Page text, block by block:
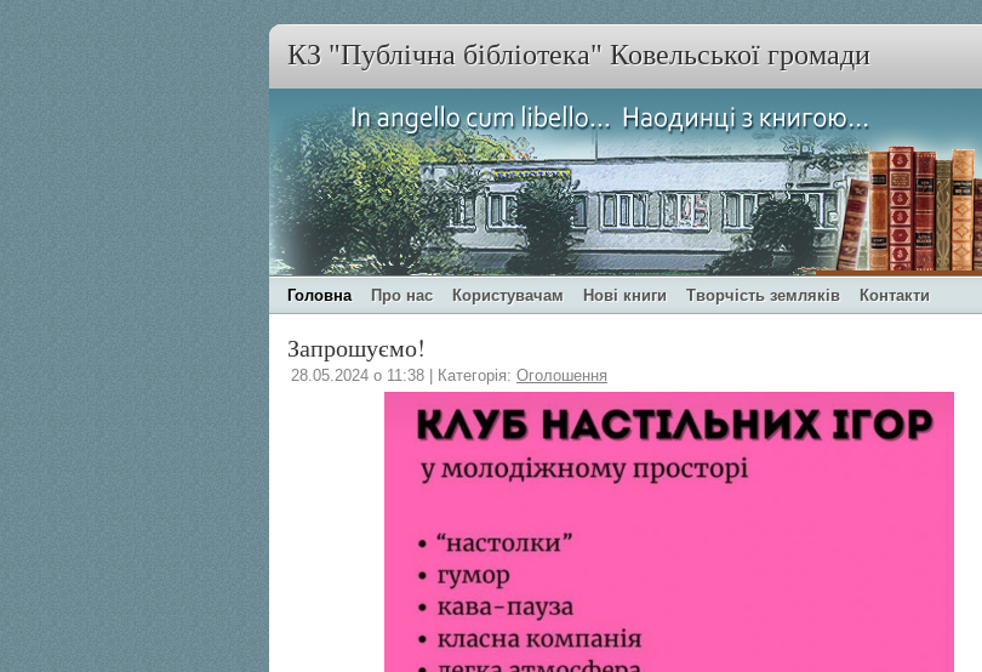
КЗ "Публічна бібліотека" Ковельської громади
Головна Про нас Користувачам Нові книги Творчість земляків Контакти
Запрошуємо!
28.05.2024 о 11:38 | Категорія: Оголошення